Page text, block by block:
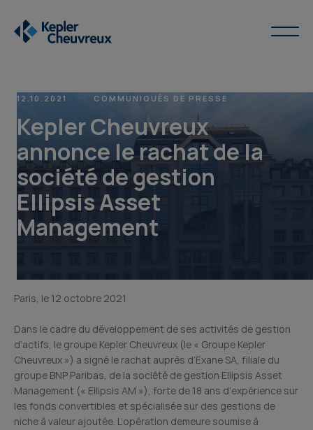
12.10.2021 COMMUNIQUÉS DE PRESSE
Kepler Cheuvreux
annonce le rachat de la
société de gestion
Ellipsis Asset
Management
Paris, le 12 octobre 2021
Dans le cadre du développement de ses activités de gestion
d’actifs, le groupe Kepler Cheuvreux (le « Groupe Kepler
Cheuvreux ») a signé le rachat auprès d’Exane SA, filiale du
groupe BNP Paribas, de la société de gestion Ellipsis Asset
Management (« Ellipsis AM »), forte de 18 ans d’expérience sur
les fonds convertibles et spécialisée sur des gestions de
niche à valeur ajoutée. L’opération demeure soumise à